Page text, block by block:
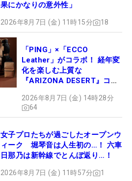
果にかなりの意外性」
2026年8月7日 (金) 11時15分 18
「PING」×「ECCO
Leather」がコラボ！ 経年変
化を楽しむ上質な
『ARIZONA DESERT』コレ
ュー
2026年8月7日 (金) 14時28分
64
女子プロたちが過ごしたオープンウ
ィーク 堀琴音は人生初の…！ 六車
日那乃は新幹線でとんぼ返り…！
2026年8月7日 (金) 11時57分 1